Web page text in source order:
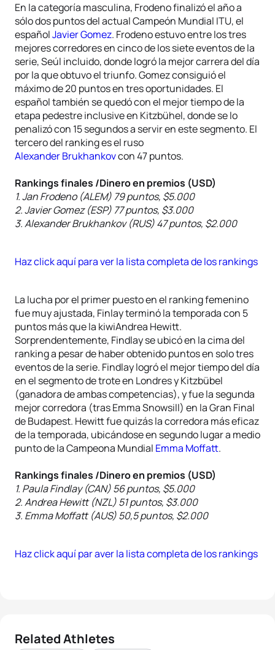
En la categoría masculina, Frodeno finalizó el año a
sólo dos puntos del actual Campeón Mundial ITU, el
españolJavier Gomez. Frodeno estuvo entre los tres
mejores corredores en cinco de los siete eventos de la
serie, Seúl incluido, donde logró la mejor carrera del día
por la que obtuvo el triunfo. Gomez consiguió el
máximo de 20 puntos en tres oportunidades. El
español también se quedó con el mejor tiempo de la
etapa pedestre inclusive en Kitzbühel, donde se lo
penalizó con 15 segundos a servir en este segmento. El
tercero del ranking es el ruso
Alexander Brukhankovcon 47 puntos.
Rankings finales /Dinero en premios (USD)
1. Jan Frodeno (ALEM) 79 puntos, $5.000
2. Javier Gomez (ESP) 77 puntos, $3.000
3. Alexander Brukhankov (RUS) 47 puntos, $2.000
Haz click aquí para ver la lista completa de los rankings
La lucha por el primer puesto en el ranking femenino
fue muy ajustada, Finlay terminó la temporada con 5
puntos más que la kiwiAndrea Hewitt.
Sorprendentemente, Findlay se ubicó en la cima del
ranking a pesar de haber obtenido puntos en solo tres
eventos de la serie. Findlay logró el mejor tiempo del día
en el segmento de trote en Londres y Kitzbübel
(ganadora de ambas competencias), y fue la segunda
mejor corredora (tras Emma Snowsill) en la Gran Final
de Budapest. Hewitt fue quizás la corredora más eficaz
de la temporada, ubicándose en segundo lugar a medio
punto de la Campeona Mundial Emma Moffatt.
Rankings finales /Dinero en premios (USD)
1. Paula Findlay (CAN) 56 puntos, $5.000
2. Andrea Hewitt (NZL) 51 puntos, $3.000
3. Emma Moffatt (AUS) 50,5 puntos, $2.000
Haz click aquí par aver la lista completa de los rankings
Related Athletes